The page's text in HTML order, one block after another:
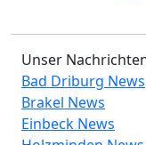
Unser
Bad Driburg News
Brakel News
Einbeck News